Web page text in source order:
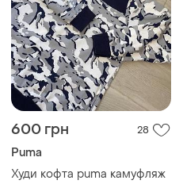
600 грн 28
Puma
Худи кофта puma камуфляж